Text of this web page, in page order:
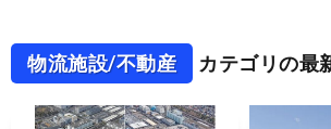
物流施設/不動産 カテゴリの最